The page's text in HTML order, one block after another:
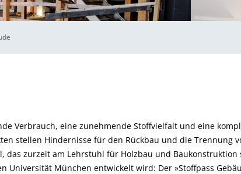
Verbrauch, eine zunehmende Stoffvielfalt und eine
stellen Hindernisse für den Rückbau und die Trennung
das zurzeit am Lehrstuhl für Holzbau und
Universität München entwickelt wird: Der »Stoffpass